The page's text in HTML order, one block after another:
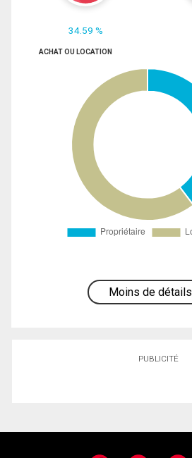
34.59 %
ACHAT OU LOCATION
Moins de détails
PUBLICITÉ